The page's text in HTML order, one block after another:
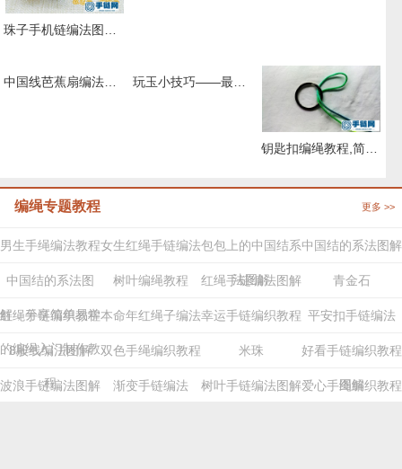
中国线芭蕉扇编法图解，编绳扇子的制作过程 玩玉小技巧——最简单漂亮的玉器挂件打结方法
钥匙扣编绳教程,简单钥匙扣的编法图解
更多 >>
编绳专题教程
男生手绳编法教程女生红绳手链编法包包上的中国结系
法图解
中国结的系法图解
中国结的系法图
解，分享简单易学
的编绳入门制作教
程
树叶编绳教程 红绳手链编法图解 青金石
红绳手链编织教程本命年红绳子编法幸运手链编织教程 平安扣手链编法
8股线编法图解 双色手绳编织教程 米珠 好看手链编织教程
图解
波浪手链编法图解 渐变手链编法 树叶手链编法图解爱心手绳编织教程